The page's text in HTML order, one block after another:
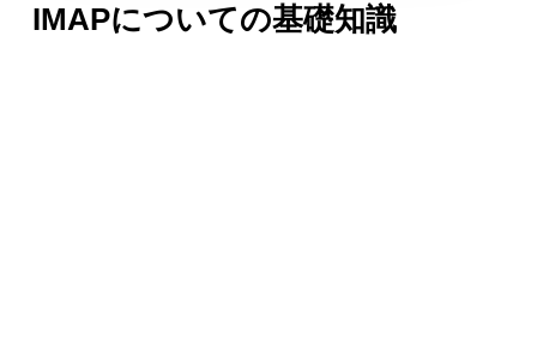
IMAPについての基礎知識